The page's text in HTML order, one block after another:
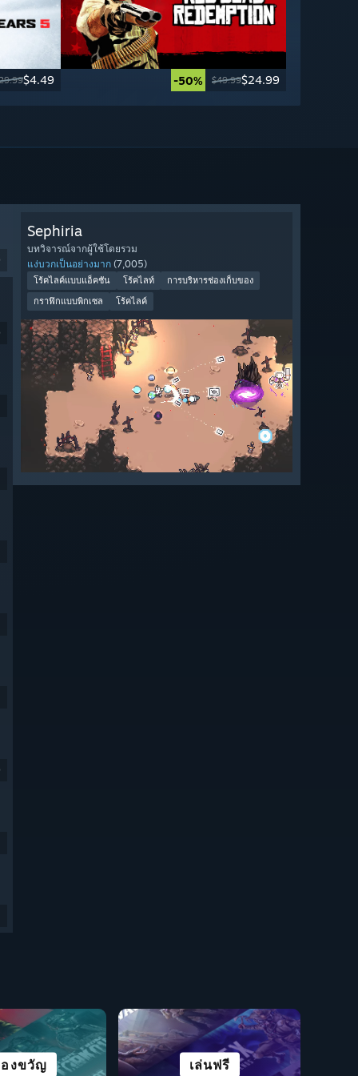
$4.49 -50% $49.99$24.99
Sephiria
บทวิจารณ์จากผู้ใช้โดยรวม
แง่บวกเป็นอย่างมาก (7,005)
โร้คไลค์แบบแอ็คชัน โร้คไลท์
การบริหารช่องเก็บของ
กราฟิกแบบพิกเซล
โร้คไลค์
งขวัญ เล่นฟรี
บทบาท ผจญภัย
ลโนเวล โร้คไลค์
ชีวิตรอด แข่งความเร็ว